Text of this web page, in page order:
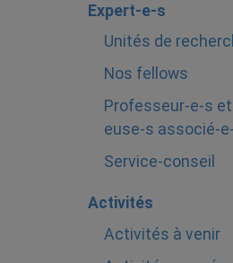
Expert-e-s
Unités de
Nos fellows
Professeur-e-s
euse-s associé-
Service-conseil
Activités
Activités à venir